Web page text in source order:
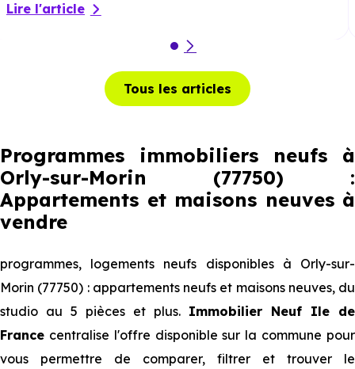
Lire l'article
Tous les articles
Programmes immobiliers neufs à
Orly-sur-Morin (77750) :
Appartements et maisons neuves à
vendre
programmes, logements neufs disponibles à Orly-sur-
Morin (77750) : appartements neufs et maisons neuves, du
studio au 5 pièces et plus. Immobilier Neuf Ile de
France centralise l'offre disponible sur la commune pour
vous permettre de comparer, filtrer et trouver le